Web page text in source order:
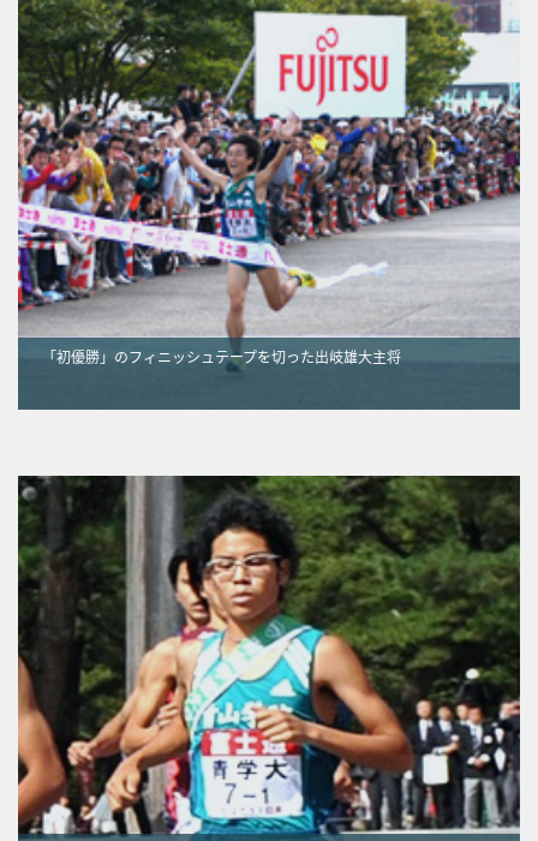
「初優勝」のフィニッシュテープを切った出岐雄大主将